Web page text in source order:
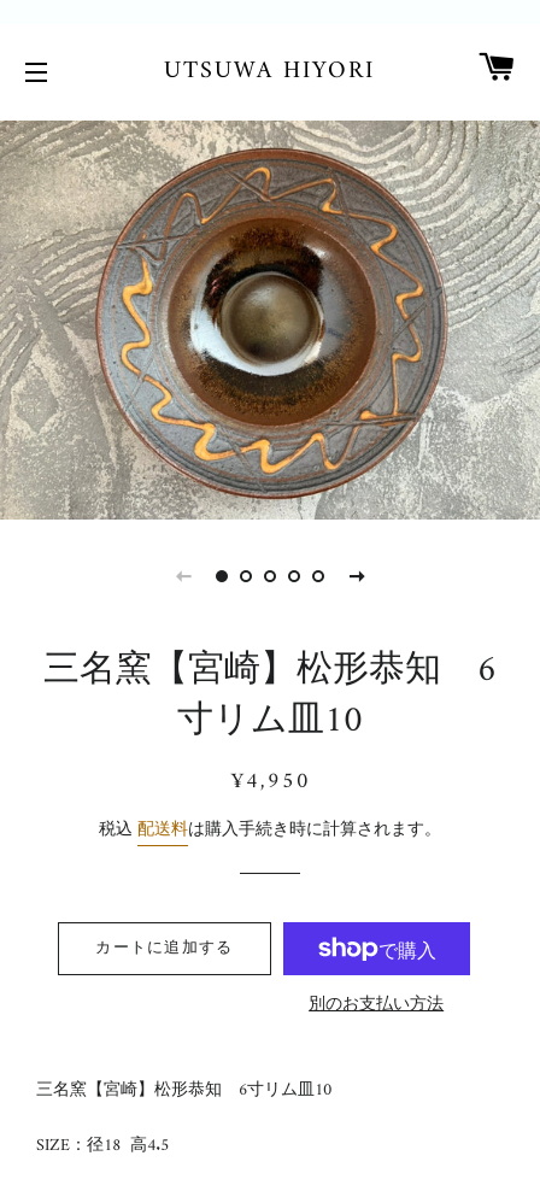
UTSUWA HIYORI
三名窯【宮崎】松形恭知 6
寸リム皿10
通
価
販
価
¥4,950
税込 配送料は購入手続き時に計算されます。
カートに追加する
別のお支払い方法
三名窯【宮崎】松形恭知 6寸リム皿10
SIZE：径18 高4.5